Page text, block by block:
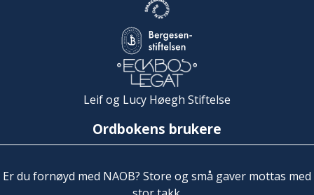
Leif og Lucy Høegh Stiftelse
Ordbokens brukere
Er du fornøyd med NAOB? Store og små gaver mottas med